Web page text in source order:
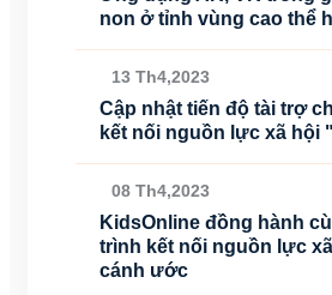
non ở tỉnh vùng cao thể
13 Th4,2023
Cập nhật tiến độ tài trợ
kết nối nguồn lực xã hội
08 Th4,2023
KidsOnline đồng hành
trình kết nối nguồn lực
cánh ước